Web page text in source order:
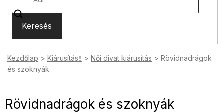
Keresés
Kezdőlap Kiárusítás‼️ Női divat kiárusítás
Rövidnadrágok
és szoknyák
Rövidnadrágok és szoknyák